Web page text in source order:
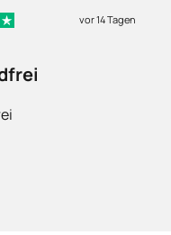
vor 14 Tagen